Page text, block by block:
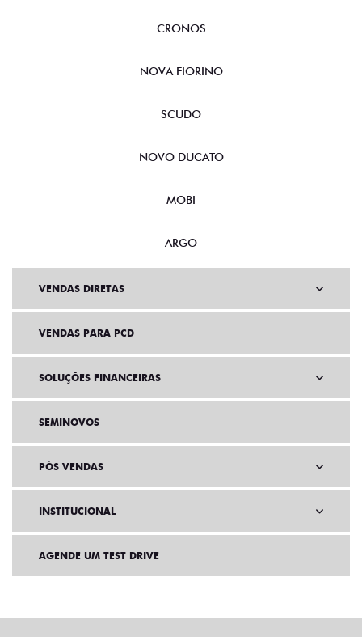
CRONOS
NOVA FIORINO
SCUDO
NOVO DUCATO
MOBI
ARGO
VENDAS DIRETAS
VENDAS PARA PCD
SOLUÇÕES FINANCEIRAS
SEMINOVOS
PÓS VENDAS
INSTITUCIONAL
AGENDE UM TEST DRIVE